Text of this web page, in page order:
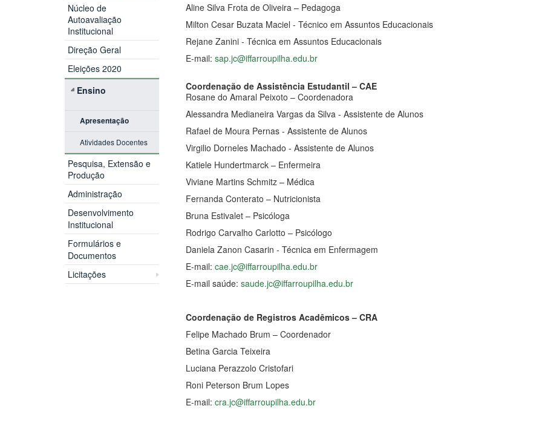
Núcleo de
Autoavaliação
Institucional
Direção Geral
Eleições 2020
Ensino
Apresentação
Atividades Docentes
Pesquisa, Extensão e
Produção
Administração
Desenvolvimento
Institucional
Formulários e
Documentos
Licitações
Aline Silva Frota de Oliveira – Pedagoga
Milton Cesar Buzata Maciel - Técnico em Assuntos Educacionais
Rejane Zanini - Técnica em Assuntos Educacionais
E-mail: sap.jc@iffarroupilha.edu.br
Coordenação de Assistência Estudantil – CAE
Rosane do Amaral Peixoto – Coordenadora
Alessandra Medianeira Vargas da Silva - Assistente de Alunos
Rafael de Moura Pernas - Assistente de Alunos
Virgilio Dorneles Machado - Assistente de Alunos
Katiele Hundertmarck – Enfermeira
Viviane Martins Schmitz – Médica
Fernanda Conterato – Nutricionista
Bruna Estivalet – Psicóloga
Rodrigo Carvalho Carlotto – Psicólogo
Daniela Zanon Casarin - Técnica em Enfermagem
E-mail: cae.jc@iffarroupilha.edu.br
E-mail saúde: saude.jc@iffarroupilha.edu.br
Coordenação de Registros Acadêmicos – CRA
Felipe Machado Brum – Coordenador
Betina Garcia Teixeira
Luciana Perazzolo Cristofari
Roni Peterson Brum Lopes
E-mail: cra.jc@iffarroupilha.edu.br